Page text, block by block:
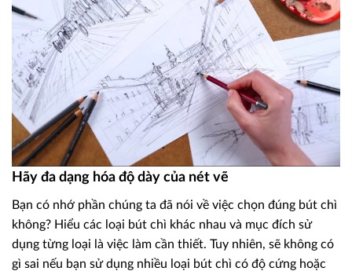
Hãy đa dạng hóa độ dày của nét vẽ
Bạn có nhớ phần chúng ta đã nói về việc chọn đúng bút chì
không? Hiểu các loại bút chì khác nhau và mục đích sử
dụng từng loại là việc làm cần thiết. Tuy nhiên, sẽ không có
gì sai nếu bạn sử dụng nhiều loại bút chì có độ cứng hoặc